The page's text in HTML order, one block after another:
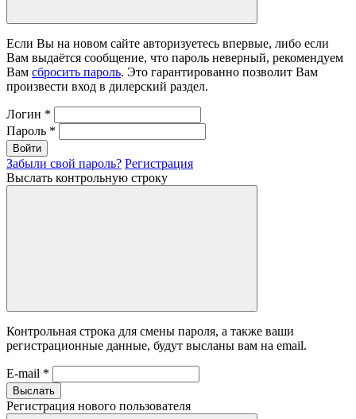
Если Вы на новом сайте авторизуетесь впервые, либо если
Вам выдаётся сообщение, что пароль неверный, рекомендуем
Вам сбросить пароль. Это гарантированно позволит Вам
произвести вход в дилерский раздел.
Логин *
Пароль *
Войти
Забыли свой пароль? Регистрация
Выслать контрольную строку
Контрольная строка для смены пароля, а также ваши
регистрационные данные, будут высланы вам на email.
E-mail *
Выслать
Регистрация нового пользователя